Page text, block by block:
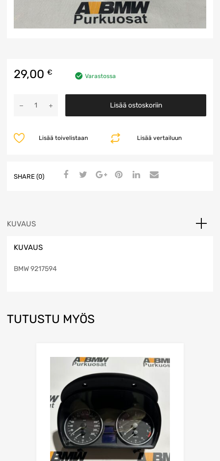
29,00 € Varastossa
määrä
Lisää ostoskoriin
Lisää vertailuun
Lisää toivelistaan
SHARE (0)
KUVAUS
KUVAUS
BMW 9217594
TUTUSTU MYÖS